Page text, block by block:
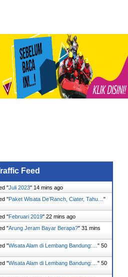
Feed
"Juli 2023" 14 mins ago
"Paket Wisata De’Ranch, Ciater, Tahu… "
"Februari 2019" 22 mins ago
"Arung Jeram Bayar Berapa?" 31 mins
"Wisata Alam di Lembang Bandung:… " 50
"Wisata Alam di Lembang Bandung:… " 50